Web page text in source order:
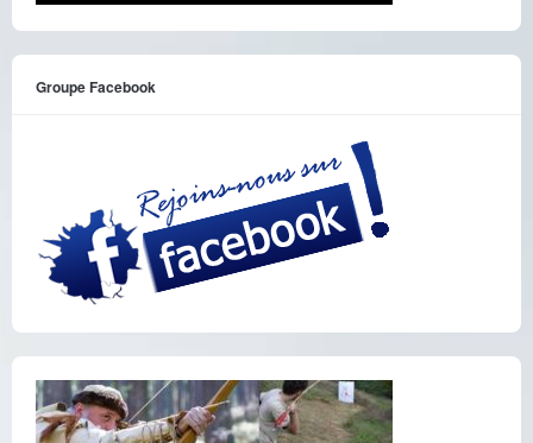
Groupe Facebook